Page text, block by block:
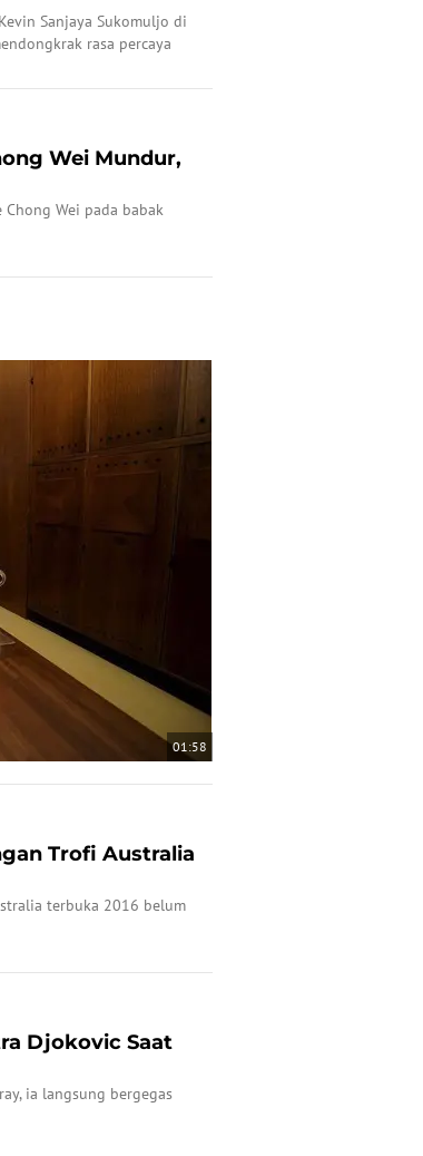
Sanjaya Sukomuljo di
rasa percaya
Wei Mundur,
Wei pada babak
01:58
Trofi Australia
terbuka 2016 belum
Djokovic Saat
ia langsung bergegas